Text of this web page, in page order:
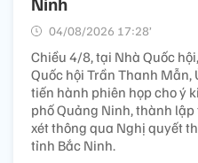
04/08/2026 17:28’
Chiều 4/8, tại Nhà Quốc
Quốc hội Trần Thanh Mẫn,
tiến hành phiên họp cho ý
phố Quảng Ninh, thành
xét thông qua Nghị quyết
tỉnh Bắc Ninh.